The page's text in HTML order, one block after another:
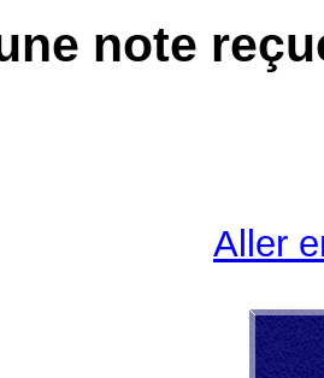
note
Aller